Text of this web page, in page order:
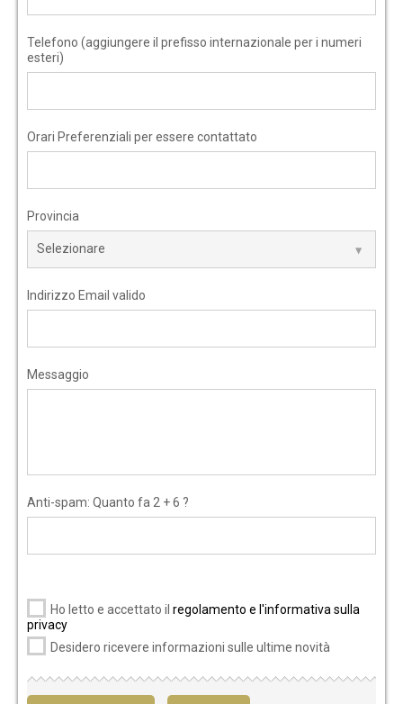
Telefono (aggiungere il prefisso internazionale per i numeri
esteri)
Orari Preferenziali per essere contattato
Provincia
Indirizzo Email valido
Messaggio
Anti-spam: Quanto fa 2 + 6 ?
Ho letto e accettato il regolamento e l'informativa sulla
privacy
Desidero ricevere informazioni sulle ultime novità